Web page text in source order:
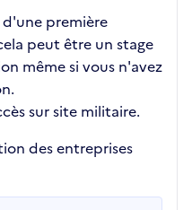
première
peut être un stage
même si vous n'avez
sur site militaire.
des entreprises